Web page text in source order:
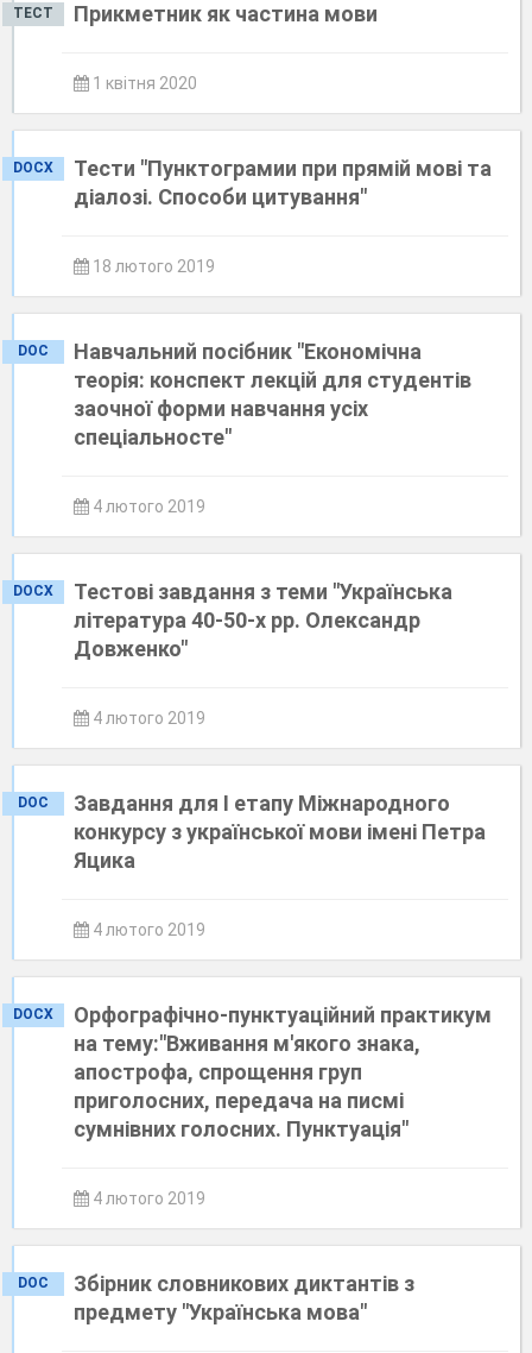
ТЕСТ Прикметник як частина мови
1 квітня 2020
DOCX
Тести "Пунктограмии при прямій мові та
діалозі. Способи цитування"
18 лютого 2019
DOC
Навчальний посібник "Економічна
теорія: конспект лекцій для студентів
заочної форми навчання усіх
спеціальносте"
4 лютого 2019
DOCX
Тестові завдання з теми "Українська
література 40-50-х рр. Олександр
Довженко"
4 лютого 2019
DOC
Завдання для І етапу Міжнародного
конкурсу з української мови імені Петра
Яцика
4 лютого 2019
DOCX
Орфографічно-пунктуаційний практикум
на тему:"Вживання м'якого знака,
апострофа, спрощення груп
приголосних, передача на писмі
сумнівних голосних. Пунктуація"
4 лютого 2019
DOC
Збірник словникових диктантів з
предмету "Українська мова"